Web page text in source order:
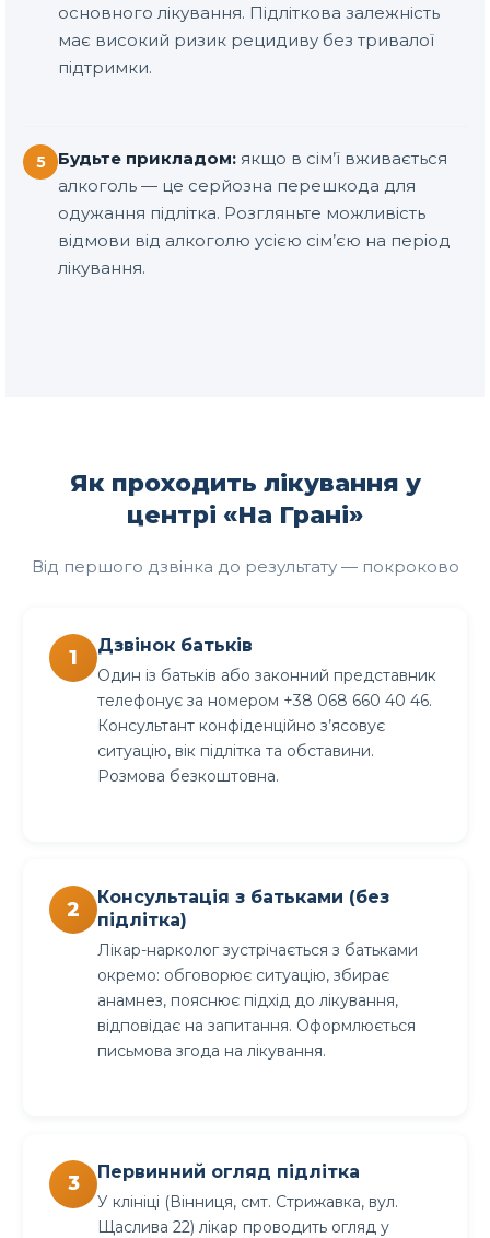
основного лікування. Підліткова залежність
має високий ризик рецидиву без тривалої
підтримки.
5 Будьте прикладом: якщо в сім’ї вживається
алкоголь — це серйозна перешкода для
одужання підлітка. Розгляньте можливість
відмови від алкоголю усією сім’єю на період
лікування.
Як проходить лікування у
центрі «На Грані»
Від першого дзвінка до результату — покроково
Дзвінок батьків
Один із батьків або законний представник
телефонує за номером +38 068 660 40 46.
Консультант конфіденційно з’ясовує
ситуацію, вік підлітка та обставини.
Розмова безкоштовна.
Консультація з батьками (без
підлітка)
Лікар-нарколог зустрічається з батьками
окремо: обговорює ситуацію, збирає
анамнез, пояснює підхід до лікування,
відповідає на запитання. Оформлюється
письмова згода на лікування.
Первинний огляд підлітка
У клініці (Вінниця, смт. Стрижавка, вул.
Щаслива 22) лікар проводить огляд у